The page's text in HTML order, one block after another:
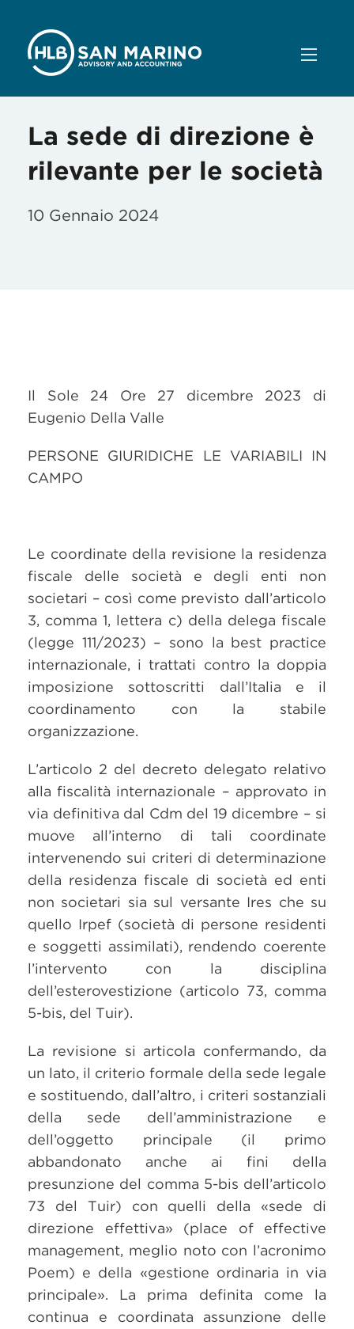
La sede di direzione è
rilevante per le società
10 Gennaio 2024
Il Sole 24 Ore 27 dicembre 2023 di
Eugenio Della Valle
PERSONE GIURIDICHE LE VARIABILI IN
CAMPO
Le coordinate della revisione la residenza
fiscale delle società e degli enti non
societari – così come previsto dall’articolo
3, comma 1, lettera c) della delega fiscale
(legge 111/2023) – sono la best practice
internazionale, i trattati contro la doppia
imposizione sottoscritti dall’Italia e il
coordinamento con la stabile
organizzazione.
L’articolo 2 del decreto delegato relativo
alla fiscalità internazionale – approvato in
via definitiva dal Cdm del 19 dicembre – si
muove all’interno di tali coordinate
intervenendo sui criteri di determinazione
della residenza fiscale di società ed enti
non societari sia sul versante Ires che su
quello Irpef (società di persone residenti
e soggetti assimilati), rendendo coerente
l’intervento con la disciplina
dell’esterovestizione (articolo 73, comma
5-bis, del Tuir).
La revisione si articola confermando, da
un lato, il criterio formale della sede legale
e sostituendo, dall’altro, i criteri sostanziali
della sede dell’amministrazione e
dell’oggetto principale (il primo
abbandonato anche ai fini della
presunzione del comma 5-bis dell’articolo
73 del Tuir) con quelli della «sede di
direzione effettiva» (place of effective
management, meglio noto con l’acronimo
Poem) e della «gestione ordinaria in via
principale». La prima definita come la
continua e coordinata assunzione delle